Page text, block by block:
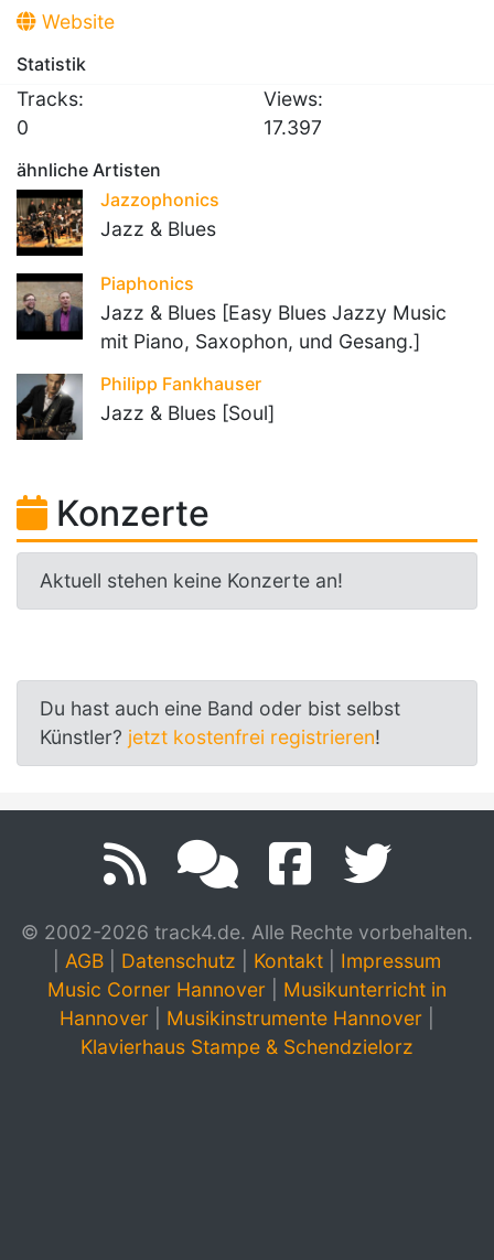
Website
Statistik
Tracks:
0
Views:
17.397
ähnliche Artisten
Jazzophonics
Jazz & Blues
Piaphonics
Jazz & Blues [Easy Blues Jazzy Music
mit Piano, Saxophon, und Gesang.]
Philipp Fankhauser
Jazz & Blues [Soul]
Konzerte
Aktuell stehen keine Konzerte an!
Du hast auch eine Band oder bist selbst
Künstler? jetzt kostenfrei registrieren!
© 2002-2026 track4.de. Alle Rechte vorbehalten.
AGB Datenschutz Kontakt
Impressum
Music Corner Hannover
Musikunterricht in
Hannover
Musikinstrumente Hannover
Klavierhaus Stampe & Schendzielorz